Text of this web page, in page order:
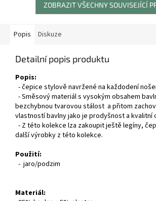
ZOBRAZIT VŠECHNY SOUVISEJÍCÍ
Popis Diskuze
Detailní popis produktu
Popis:
- čepice stylově navržené na každodení
- Směsový materiál s vysokým obsahem
bezchybnou tvarovou stálost a přitom
vlastností bavlny jako je prodyšnost a kvalitní
- Z této kolekce lza zakoupit ještě legíny,
další výrobky z této kolekce.
Použití:
- jaro/podzim
Materiál: